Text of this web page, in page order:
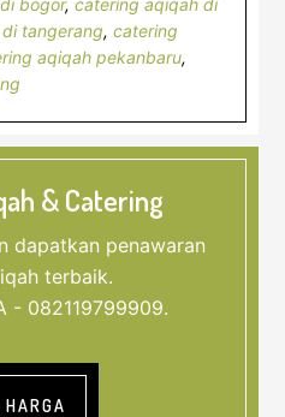
bogor,catering aqiqah di
tangerang,catering
aqiqah pekanbaru,
& Catering
dapatkan penawaran
terbaik.
- 082119799909.
HARGA